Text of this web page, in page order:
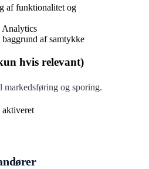
af funktionalitet og
Analytics
af samtykke
hvis relevant)
markedsføring og sporing.